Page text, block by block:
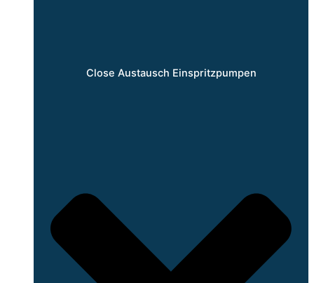
Close Austausch Einspritzpumpen